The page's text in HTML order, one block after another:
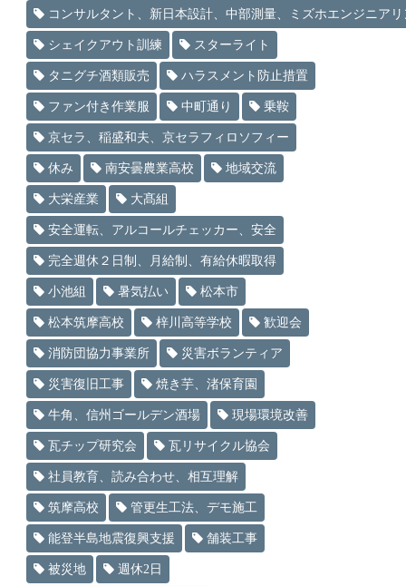
コンサルタント、新日本設計、中部測量、ミズホエンジニアリ
シェイクアウト訓練 スターライト
タニグチ酒類販売 ハラスメント防止措置
ファン付き作業服 中町通り 乗鞍
京セラ、稲盛和夫、京セラフィロソフィー
休み 南安曇農業高校 地域交流
大栄産業 大髙組
安全運転、アルコールチェッカー、安全
完全週休２日制、月給制、有給休暇取得
小池組 暑気払い 松本市
松本筑摩高校 梓川高等学校 歓迎会
消防団協力事業所 災害ボランティア
災害復旧工事 焼き芋、渚保育園
牛角、信州ゴールデン酒場 現場環境改善
瓦チップ研究会 瓦リサイクル協会
社員教育、読み合わせ、相互理解
筑摩高校 管更生工法、デモ施工
能登半島地震復興支援 舗装工事
被災地 週休2日